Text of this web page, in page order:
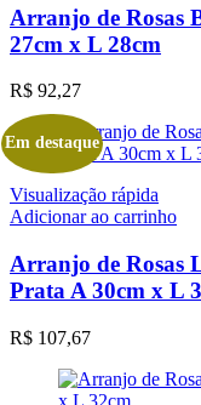
Arranjo de Rosas
27cm x L 28cm
R$ 92,27
Visualização rápida
Adicionar ao carrinho
Em destaque
Arranjo de Rosas
Prata A 30cm x L
R$ 107,67